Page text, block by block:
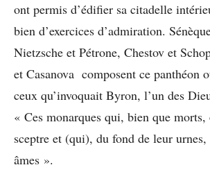
ont permis d’édifier sa citadelle
bien d’exercices d’admiration.
Nietzsche et Pétrone, Chestov et
et Casanova composent ce panthéon
ceux qu’invoquait Byron, l’un des
« Ces monarques qui, bien que
sceptre et (qui), du fond de leur
âmes ».